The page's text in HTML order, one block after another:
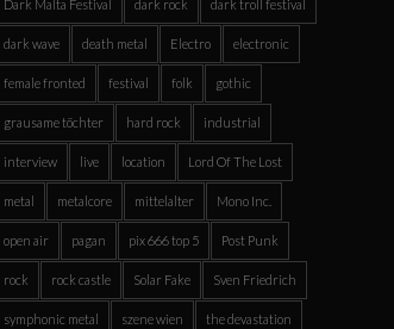
Dark Malta Festival dark rock dark troll festival
dark wave death metal Electro electronic
female fronted festival folk gothic
grausame töchter hard rock industrial
interview live location Lord Of The Lost
metal metalcore mittelalter Mono Inc.
open air pagan pix 666 top 5 Post Punk
rock rock castle Solar Fake Sven Friedrich
symphonic metal szene wien the devastation